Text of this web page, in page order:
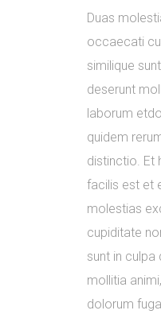
Duas
occaecati
similique
deserunt
laborum
quidem
distinctio. Et
facilis est et
molestias
cupiditate
sunt in
mollitia
dolorum fuga.